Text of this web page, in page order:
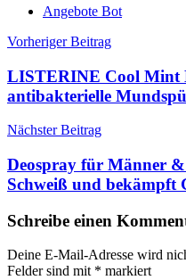
Angebote Bot
Beitragsnavigation
Vorheriger Beitrag
LISTERINE Cool Mint
antibakterielle
Nächster Beitrag
Deospray für Männer
Schweiß und
Schreibe einen
Deine E-Mail-Adresse wird
Felder sind mit * markiert